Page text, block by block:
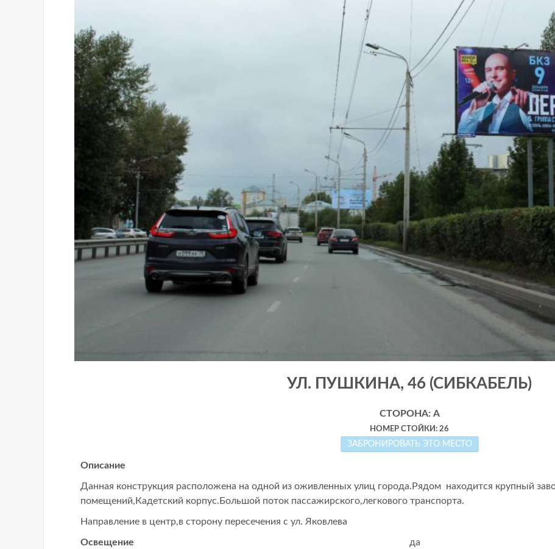
УЛ. ПУШКИНА, 46 (СИБКАБЕЛЬ)
СТОРОНА: А
НОМЕР СТОЙКИ: 26
ЗАБРОНИРОВАТЬ ЭТО МЕСТО
Описание
Данная конструкция расположена на одной из оживленных улиц города.Рядом находится крупный
помещений,Кадетский корпус.Большой поток пассажирского,легкового транспорта.
Направление в центр,в сторону пересечения с ул. Яковлева
Освещение да